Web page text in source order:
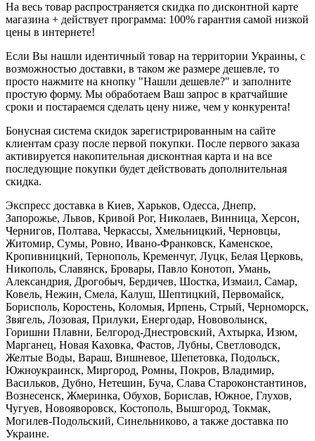
На весь товар распространяется скидка по дисконтной карте
магазина + действует программа: 100% гарантия самой низкой
цены в интернете!
Если Вы нашли идентичный товар на территории Украины, с
возможностью доставки, в таком же размере дешевле, то
просто нажмите на кнопку "Нашли дешевле?" и заполните
простую форму. Мы обработаем Ваш запрос в кратчайшие
сроки и постараемся сделать цену ниже, чем у конкурента!
Бонусная система скидок зарегистрированным на сайте
клиентам сразу после первой покупки. После первого заказа
активируется накопительная дисконтная карта и на все
последующие покупки будет действовать дополнительная
скидка.
Экспресс доставка в Киев, Харьков, Одесса, Днепр,
Запорожье, Львов, Кривой Рог, Николаев, Винница, Херсон,
Чернигов, Полтава, Черкассы, Хмельницкий, Черновцы,
Житомир, Сумы, Ровно, Ивано-Франковск, Каменское,
Кропивницкий, Тернополь, Кременчуг, Луцк, Белая Церковь,
Никополь, Славянск, Бровары, Павло Конотоп, Умань,
Александрия, Дрогобыч, Бердичев, Шостка, Измаил, Самар,
Ковель, Нежин, Смела, Калуш, Шептицкий, Первомайск,
Борисполь, Коростень, Коломыя, Ирпень, Стрый, Черноморск,
Звягель, Лозовая, Прилуки, Енергодар, Нововолынск,
Горишни Плавни, Белгород-Днестровский, Ахтырка, Изюм,
Марганец, Новая Каховка, Фастов, Лубны, Светловодск,
Желтые Воды, Вараш, Вишневое, Шепетовка, Подольск,
Южноукраинск, Миргород, Ромны, Покров, Владимир,
Васильков, Дубно, Нетешин, Буча, Слава Староконстантинов,
Вознесенск, Жмеринка, Обухов, Борислав, Южное, Глухов,
Чугуев, Новояворовск, Костополь, Вышгород, Токмак,
Могилев-Подольский, Синельниково, а также доставка по
Украине.